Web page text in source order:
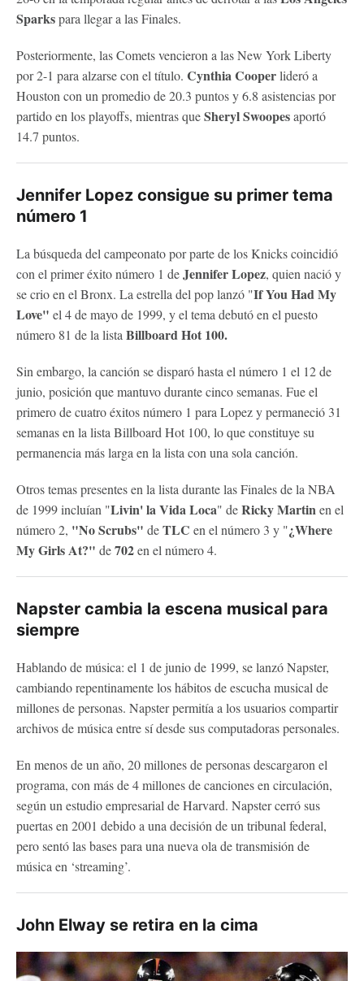
Sparkspara llegar a las Finales.
Posteriormente, las Comets vencieron a las New York Liberty
por 2-1 para alzarse con el título. Cynthia Cooperlideró a
Houston con un promedio de 20.3 puntos y 6.8 asistencias por
partido en los playoffs, mientras queSheryl Swoopesaportó
14.7 puntos.
Jennifer Lopez consigue su primer tema
número 1
La búsqueda del campeonato por parte de los Knicks coincidió
con el primer éxito número 1 deJennifer Lopez, quien nació y
se crio en el Bronx. La estrella del pop lanzó "If You Had My
Love" el 4 de mayo de 1999, y el tema debutó en el puesto
número 81 de la lista Billboard Hot 100.
Sin embargo, la canción se disparó hasta el número 1 el 12 de
junio, posición que mantuvo durante cinco semanas. Fue el
primero de cuatro éxitos número 1 para Lopez y permaneció 31
semanas en la lista Billboard Hot 100, lo que constituye su
permanencia más larga en la lista con una sola canción.
Otros temas presentes en la lista durante las Finales de la NBA
de 1999 incluían "Livin' la Vida Loca" deRicky Martinen el
número 2, "No Scrubs" deTLC en el número 3 y "¿Where
My Girls At?" de702en el número 4.
Napster cambia la escena musical para
siempre
Hablando de música: el 1 de junio de 1999, se lanzó Napster,
cambiando repentinamente los hábitos de escucha musical de
millones de personas. Napster permitía a los usuarios compartir
archivos de música entre sí desde sus computadoras personales.
En menos de un año, 20 millones de personas descargaron el
programa, con más de 4 millones de canciones en circulación,
según un estudio empresarial de Harvard. Napster cerró sus
puertas en 2001 debido a una decisión de un tribunal federal,
pero sentó las bases para una nueva ola de transmisión de
música en ‘streaming’.
John Elway se retira en la cima